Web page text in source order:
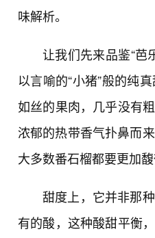
味解析。
让我们先来品鉴“芭
以言喻的“小猪”般的纯
如丝的果肉，几乎没有
浓郁的热带香气扑鼻而
大多数番石榴都要更加
甜度上，它并非那
有的酸，这种酸甜平衡